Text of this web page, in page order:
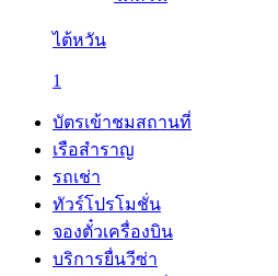
ไต้หวัน
1
บัตรเข้าชมสถานที่
เรือสำราญ
รถเช่า
ทัวร์โปรโมชั่น
จองตั๋วเครื่องบิน
บริการยื่นวีซ่า